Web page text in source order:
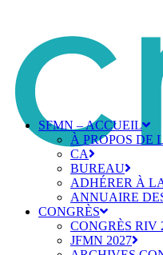
SFMN – ACCUEIL
À PROPOS DE
CA
BUREAU
ADHÉRER À
ANNUAIRE
CONGRÈS
CONGRÈS RIV
JFMN 2027